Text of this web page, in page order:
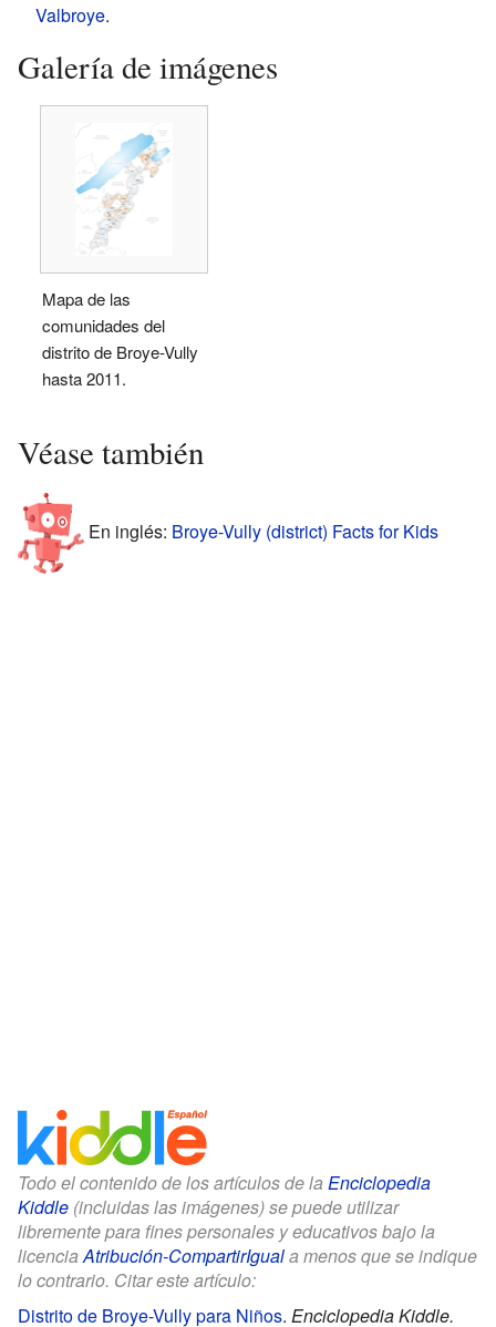
Valbroye.
Galería de imágenes
Mapa de las
comunidades del
distrito de Broye-Vully
hasta 2011.
Véase también
En inglés: Broye-Vully (district) Facts for Kids
Todo el contenido de los artículos de la Enciclopedia
Kiddle (incluidas las imágenes) se puede utilizar
libremente para fines personales y educativos bajo la
licenciaAtribución-CompartirIguala menos que se indique
lo contrario. Citar este artículo:
Distrito de Broye-Vully para Niños. Enciclopedia Kiddle.